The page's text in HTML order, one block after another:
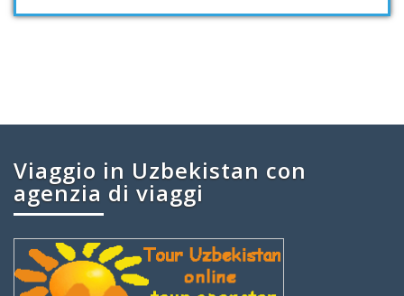
Viaggio in Uzbekistan con
agenzia di viaggi